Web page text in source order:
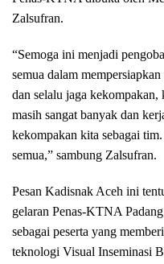
Zalsufran.
“Semoga ini menjadi
semua dalam
dan selalu jaga
masih sangat banyak dan
kekompakan kita sebagai
semua,” sambung Zalsufran.
Pesan Kadisnak Aceh ini
gelaran Penas-KTNA
sebagai peserta yang
teknologi Visual Inseminasi